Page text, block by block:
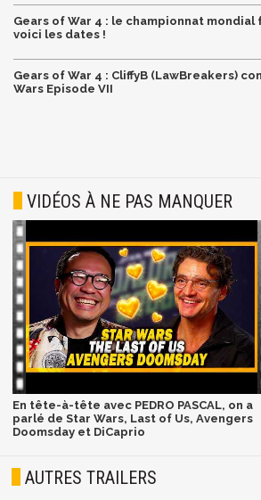
Gears of War 4 : le championnat mondial
voici les dates !
Gears of War 4 : CliffyB (LawBreakers)
Wars Episode VII
VIDÉOS À NE PAS MANQUER
En tête-à-tête avec PEDRO PASCAL, on a
parlé de Star Wars, Last of Us, Avengers
Doomsday et DiCaprio
AUTRES TRAILERS